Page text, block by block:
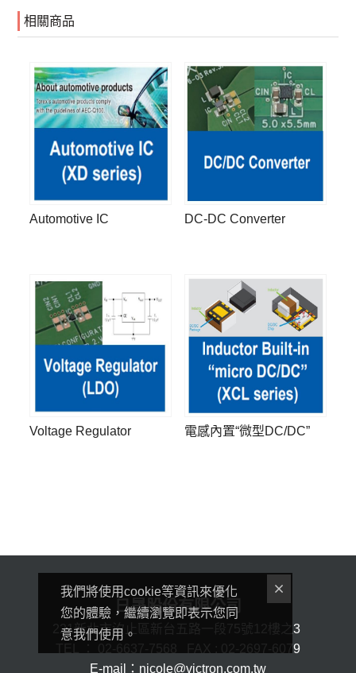
相關商品
Automotive IC DC-DC Converter
Voltage Regulator 電感內置“微型DC/DC”
日晟股份有限公司
221新北市汐止區新台五路一段75號12樓之3
TEL ： 02-6637-7568 FAX : 02-2697-6079
E-mail：nicole@victron.com.tw
我們將使用cookie等資訊來優化
您的體驗，繼續瀏覽即表示您同
意我們使用。